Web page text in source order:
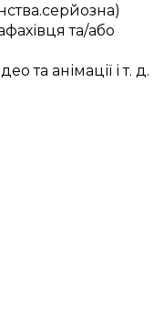
.серйозна)
фахівця та/або
та анімації і т. д.